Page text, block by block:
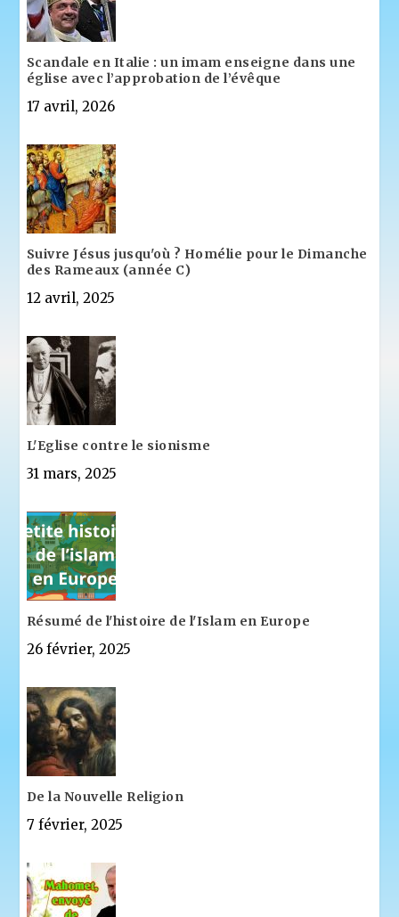
Scandale en Italie : un imam enseigne dans une
église avec l’approbation de l’évêque
17 avril, 2026
Suivre Jésus jusqu'où ? Homélie pour le Dimanche
des Rameaux (année C)
12 avril, 2025
L'Eglise contre le sionisme
31 mars, 2025
Résumé de l'histoire de l'Islam en Europe
26 février, 2025
De la Nouvelle Religion
7 février, 2025